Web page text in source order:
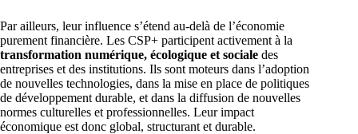
Par ailleurs, leur influence s’étend au-delà de l’économie
purement financière. Les CSP+ participent activement à la
transformation numérique, écologique et sociale des
entreprises et des institutions. Ils sont moteurs dans l’adoption
de nouvelles technologies, dans la mise en place de politiques
de développement durable, et dans la diffusion de nouvelles
normes culturelles et professionnelles. Leur impact
économique est donc global, structurant et durable.